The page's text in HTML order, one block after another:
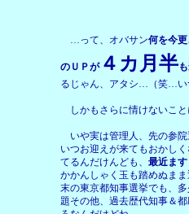
…って、オバサン何を今
のＵＰが４カ月半
るじゃん、アタシ…（笑…い
しかもさらに情けないこと
いや実は管理人、先の参院
いつお迎えが来てもおかし
てるんだけんども、最近ま
かかんしゃく玉も踏めぬま
末の東京都知事選挙でも、
題その他、過去歴代知事＆